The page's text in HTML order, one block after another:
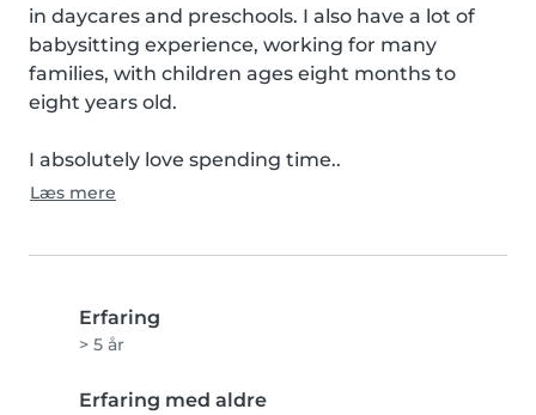
in daycares and preschools. I also have a lot of
babysitting experience, working for many
families, with children ages eight months to
eight years old.
I absolutely love spending time..
Læs mere
Erfaring
> 5 år
Erfaring med aldre